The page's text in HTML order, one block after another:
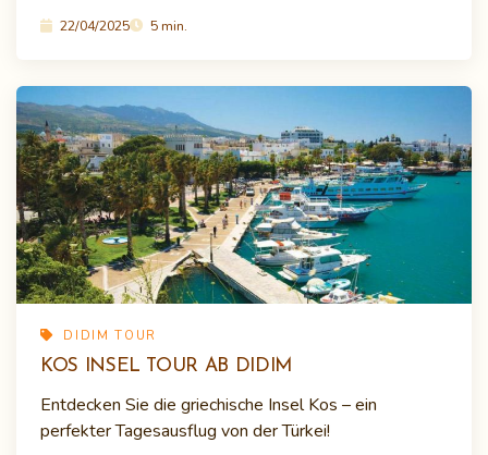
22/04/2025 5 min.
DIDIM TOUR
KOS INSEL TOUR AB DIDIM
Entdecken Sie die griechische Insel Kos – ein
perfekter Tagesausflug von der Türkei!